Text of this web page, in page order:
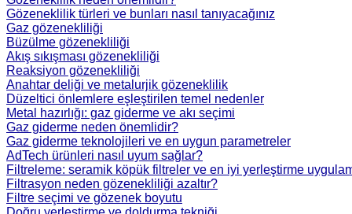
Gözeneklilik türleri ve bunları nasıl tanıyacağınız
Gaz gözenekliliği
Büzülme gözenekliliği
Akış sıkışması gözenekliliği
Reaksiyon gözenekliliği
Anahtar deliği ve metalurjik gözeneklilik
Düzeltici önlemlere eşleştirilen temel nedenler
Metal hazırlığı: gaz giderme ve akı seçimi
Gaz giderme neden önemlidir?
Gaz giderme teknolojileri ve en uygun parametreler
AdTech ürünleri nasıl uyum sağlar?
Filtreleme: seramik köpük filtreler ve en iyi yerleştirme
Filtrasyon neden gözenekliliği azaltır?
Filtre seçimi ve gözenek boyutu